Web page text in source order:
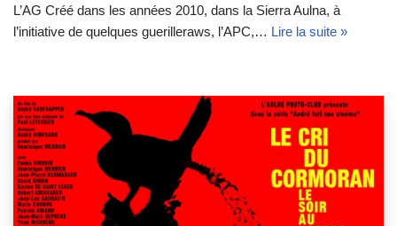
L’AG Créé dans les années 2010, dans la Sierra Aulna, à
l’initiative de quelques guerilleraws, l’APC,… Lire la suite »